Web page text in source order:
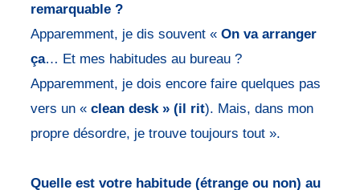
remarquable ?
Apparemment, je dis souvent « On va arranger
ça… Et mes habitudes au bureau ?
Apparemment, je dois encore faire quelques pas
vers un « clean desk » (il rit). Mais, dans mon
propre désordre, je trouve toujours tout ».
Quelle est votre habitude (étrange ou non) au